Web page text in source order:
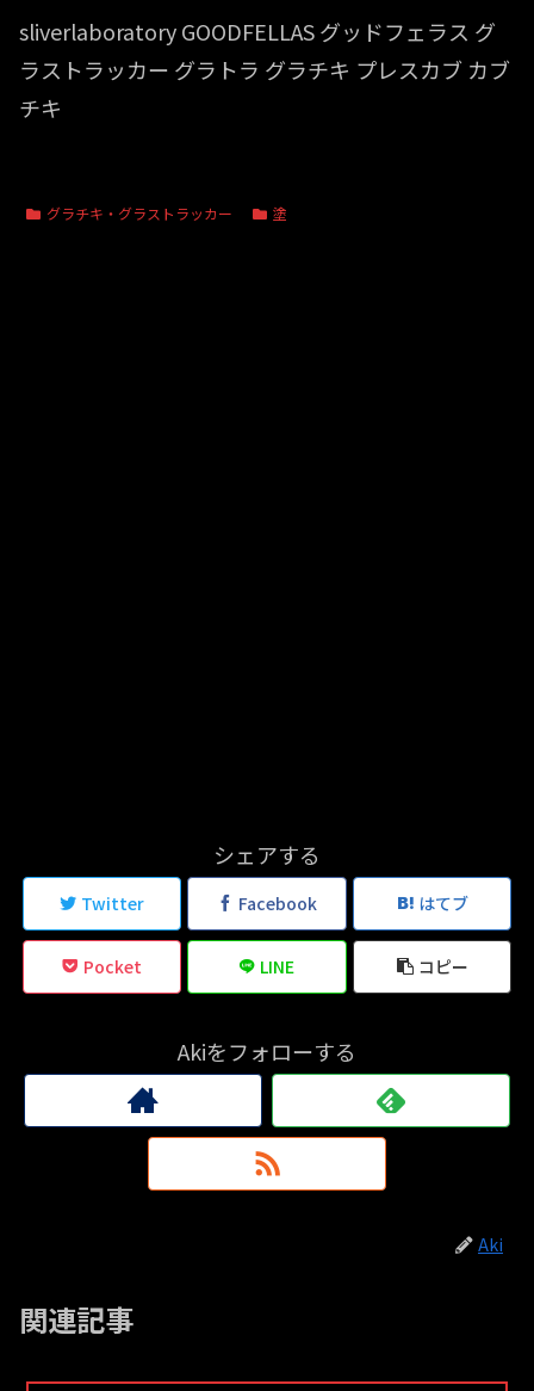
sliverlaboratory GOODFELLAS グッドフェラス グ
ラストラッカー グラトラ グラチキ プレスカブ カブ
チキ
グラチキ・グラストラッカー 塗
シェアする
Twitter Facebook はてブ
Pocket LINE コピー
Akiをフォローする
Aki
関連記事